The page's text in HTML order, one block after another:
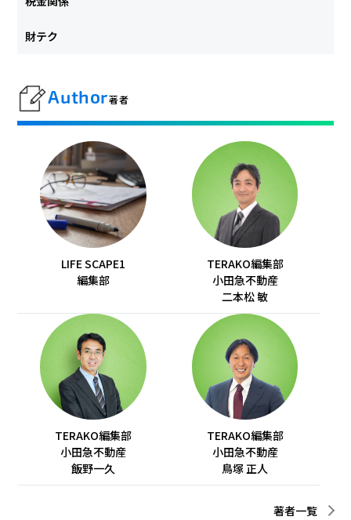
財テク
Author著者
LIFE SCAPE1
編集部
TERAKO編集部
小田急不動産
二本松 敏
TERAKO編集部
小田急不動産
飯野一久
TERAKO編集部
小田急不動産
鳥塚 正人
著者一覧